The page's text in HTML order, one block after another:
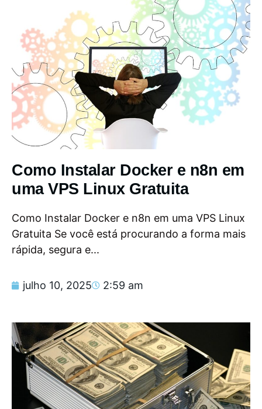
Como Instalar Docker e n8n em
uma VPS Linux Gratuita
Como Instalar Docker e n8n em uma VPS Linux
Gratuita Se você está procurando a forma mais
rápida, segura e...
julho 10, 2025 2:59 am